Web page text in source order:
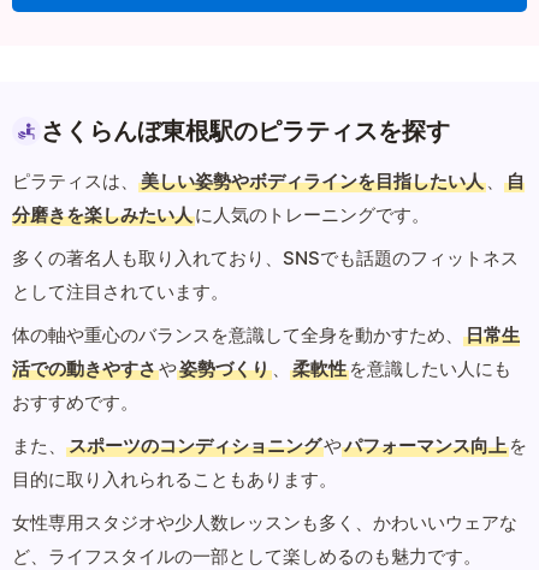
さくらんぼ東根駅のピラティスを探す
ピラティスは、 美しい姿勢やボディラインを目指したい人 、
自
分磨きを楽しみたい人に人気のトレーニングです。
多くの著名人も取り入れており、SNSでも話題のフィットネス
として注目されています。
体の軸や重心のバランスを意識して全身を動かすため、
日常生
活での動きやすさや姿勢づくり 、 柔軟性 を意識したい人にも
おすすめです。
また、
スポーツのコンディショニングやパフォーマンス向上 を
目的に取り入れられることもあります。
女性専用スタジオや少人数レッスンも多く、かわいいウェアな
ど、ライフスタイルの一部として楽しめるのも魅力です。